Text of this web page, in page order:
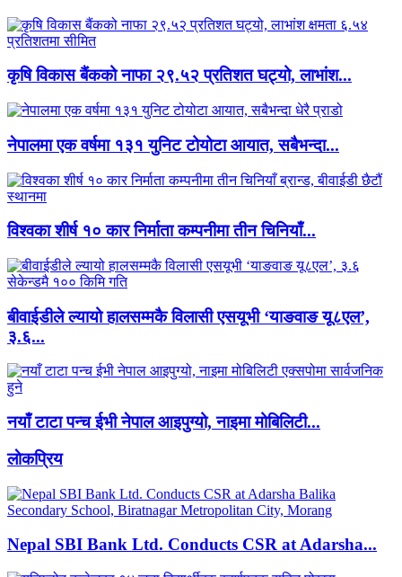
कृषि विकास बैंकको नाफा २९.५२ प्रतिशत घट्यो, लाभांश...
नेपालमा एक वर्षमा १३१ युनिट टोयोटा आयात, सबैभन्दा...
विश्वका शीर्ष १० कार निर्माता कम्पनीमा तीन चिनियाँ...
बीवाईडीले ल्यायो हालसम्मकै विलासी एसयूभी ‘याङवाङ यू८एल’,
३.६...
नयाँ टाटा पन्च ईभी नेपाल आइपुग्यो, नाइमा मोबिलिटी...
लाेकप्रिय
Nepal SBI Bank Ltd. Conducts CSR at Adarsha...